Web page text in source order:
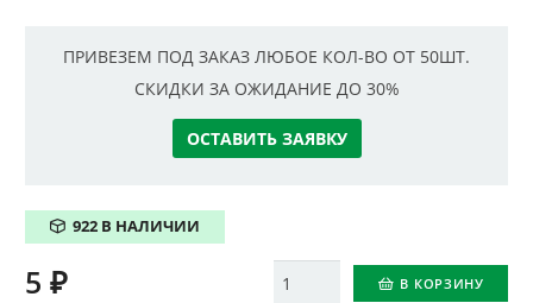
ПРИВЕЗЕМ ПОД ЗАКАЗ ЛЮБОЕ КОЛ-ВО ОТ 50ШТ.
СКИДКИ ЗА ОЖИДАНИЕ ДО 30%
ОСТАВИТЬ ЗАЯВКУ
922 В НАЛИЧИИ
Количество В КОРЗИНУ
5 ₽